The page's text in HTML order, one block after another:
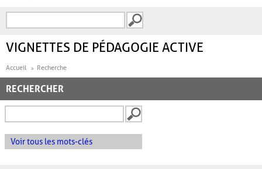
FORMULAIRE DE
VIGNETTES DE PÉDAGOGIE ACTIVE
Accueil Recherche
RECHERCHER
Voir tous les mots-clés